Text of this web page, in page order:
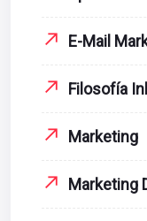
E-Mail
Filosofía
Marketing
Marketing